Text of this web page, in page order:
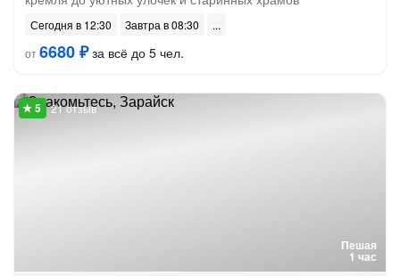
Сегодня в 12:30
Завтра в 08:30
от6680 ₽за всё до 5 чел.
Пешая
1 час
21 отзыв